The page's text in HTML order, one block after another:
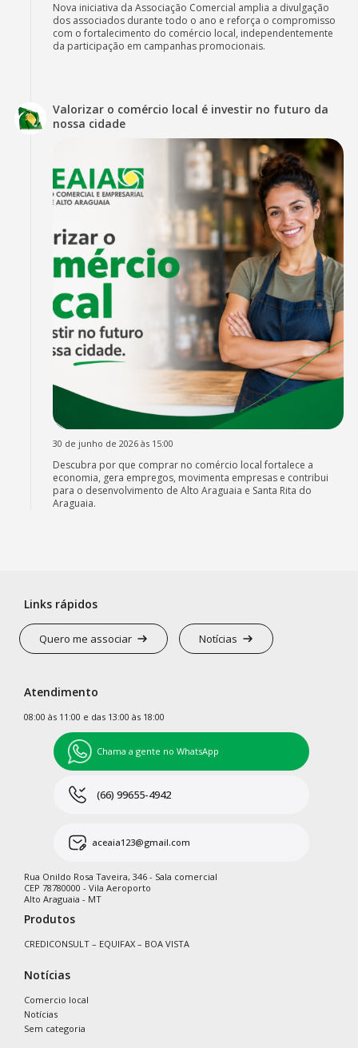
Nova iniciativa da Associação Comercial amplia a divulgação
dos associados durante todo o ano e reforça o compromisso
com o fortalecimento do comércio local, independentemente
da participação em campanhas promocionais.
Valorizar o comércio local é investir no futuro da
nossa cidade
30 de junho de 2026 às 15:00
Descubra por que comprar no comércio local fortalece a
economia, gera empregos, movimenta empresas e contribui
para o desenvolvimento de Alto Araguaia e Santa Rita do
Araguaia.
Links rápidos
Quero me associar Notícias
Atendimento
08:00 às 11:00 e das 13:00 às 18:00
Chama a gente no WhatsApp
(66) 99655-4942
aceaia123@gmail.com
Rua Onildo Rosa Taveira, 346 - Sala comercial
CEP 78780000 - Vila Aeroporto
Alto Araguaia - MT
Produtos
CREDICONSULT – EQUIFAX – BOA VISTA
Notícias
Comercio local
Notícias
Sem categoria